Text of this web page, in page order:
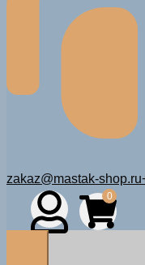
zakaz@mastak-shop.ru
0